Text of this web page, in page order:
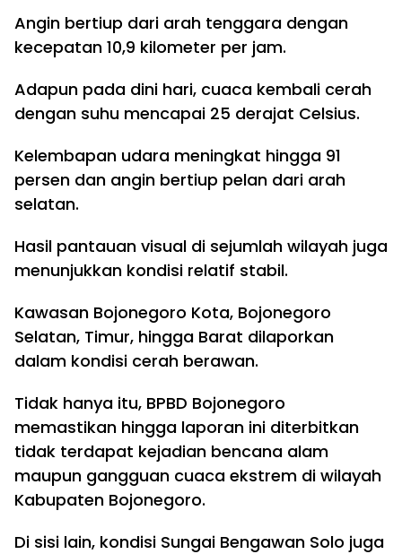
Angin bertiup dari arah tenggara dengan
kecepatan 10,9 kilometer per jam.
Adapun pada dini hari, cuaca kembali cerah
dengan suhu mencapai 25 derajat Celsius.
Kelembapan udara meningkat hingga 91
persen dan angin bertiup pelan dari arah
selatan.
Hasil pantauan visual di sejumlah wilayah juga
menunjukkan kondisi relatif stabil.
Kawasan Bojonegoro Kota, Bojonegoro
Selatan, Timur, hingga Barat dilaporkan
dalam kondisi cerah berawan.
Tidak hanya itu, BPBD Bojonegoro
memastikan hingga laporan ini diterbitkan
tidak terdapat kejadian bencana alam
maupun gangguan cuaca ekstrem di wilayah
Kabupaten Bojonegoro.
Di sisi lain, kondisi Sungai Bengawan Solo juga